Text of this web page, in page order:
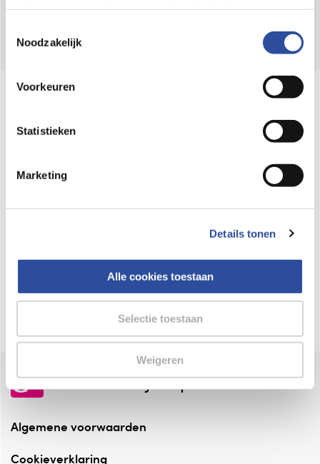
en de bewaartermijnen per categorie. Je kunt je keuze op
gegevensverwerking staat in de
Privacyverklaring
Noodzakelijk
Voorkeuren
Statistieken
Marketing
Details tonen
Alle cookies toestaan
Selectie toestaan
Weigeren
Online aanbieder medicijnen
webshop mag verkopen.
⁠Verantwoorde zorg, ⁠ook online.
Altijd onze folder bij de hand
Check onze folders ⁠bij AlleFolders.
de vriendelijke specialist
Algemene voorwaarden
Cookieverklaring